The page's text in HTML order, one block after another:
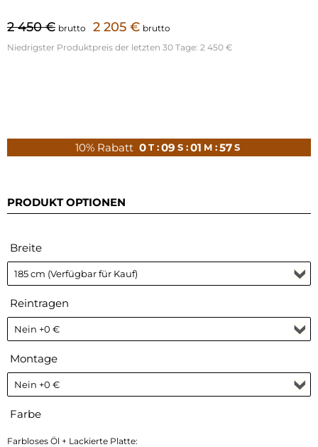
2 450 € brutto 2 205 € brutto
Niedrigster Produktpreis der letzten 30 Tage: 2 450 €
10% Rabatt 0 T : 09 S : 01 M : 56 S
PRODUKT OPTIONEN
Breite
Reintragen
Montage
Farbe
Farbloses Öl + Lackierte Platte: